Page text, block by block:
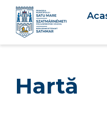
Hartă